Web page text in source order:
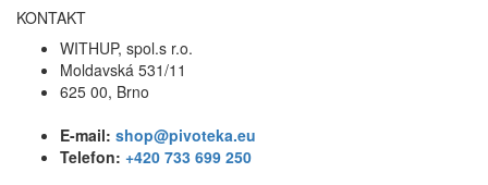
KONTAKT
WITHUP, spol.s r.o.
Moldavská 531/11
625 00, Brno
E-mail: shop@pivoteka.eu
Telefon: +420 733 699 250